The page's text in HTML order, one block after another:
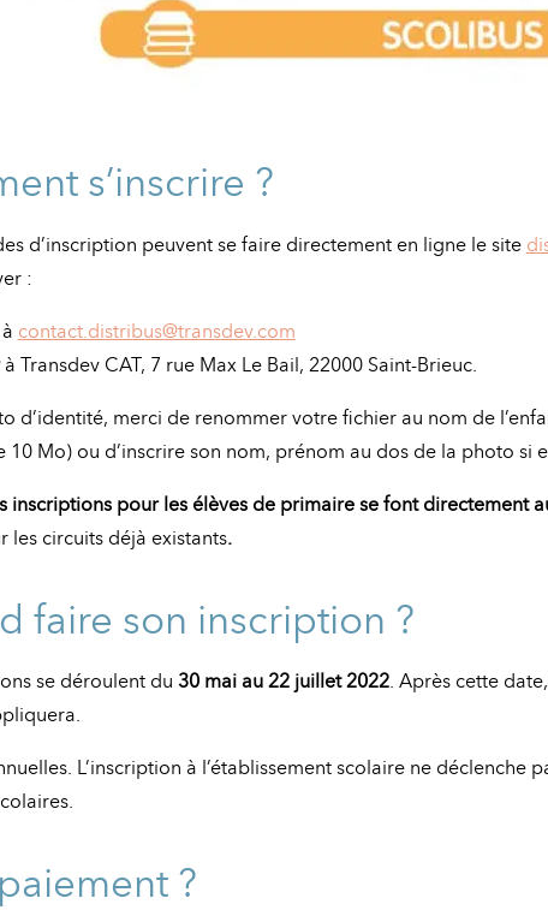
s’inscrire ?
d’inscription peuvent se faire directement en ligne le site
:
à contact.distribus@transdev.com
à Transdev CAT, 7 rue Max Le Bail, 22000 Saint-Brieuc.
d’identité, merci de renommer votre fichier au nom de
10 Mo) ou d’inscrire son nom, prénom au dos de la photo si
inscriptions pour les élèves de primaire se font directement
les circuits déjà existants.
faire son inscription ?
se déroulent du 30 mai au 22 juillet 2022. Après cette
L’inscription à l’établissement scolaire ne déclenche
?